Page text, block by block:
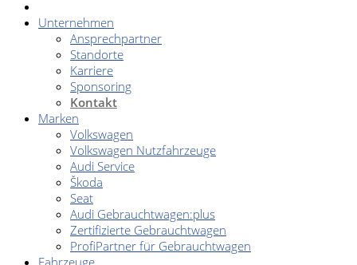
Unternehmen
Ansprechpartner
Standorte
Karriere
Sponsoring
Kontakt
Marken
Volkswagen
Volkswagen Nutzfahrzeuge
Audi Service
Škoda
Seat
Audi Gebrauchtwagen:plus
Zertifizierte Gebrauchtwagen
ProfiPartner für Gebrauchtwagen
Fahrzeuge